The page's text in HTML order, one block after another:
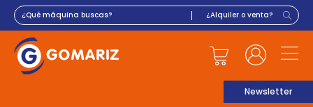
Newsletter